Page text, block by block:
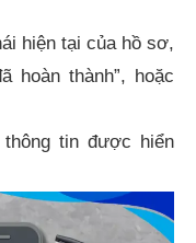
hiện tại của hồ sơ,
hoàn thành”, hoặc
tin được hiển